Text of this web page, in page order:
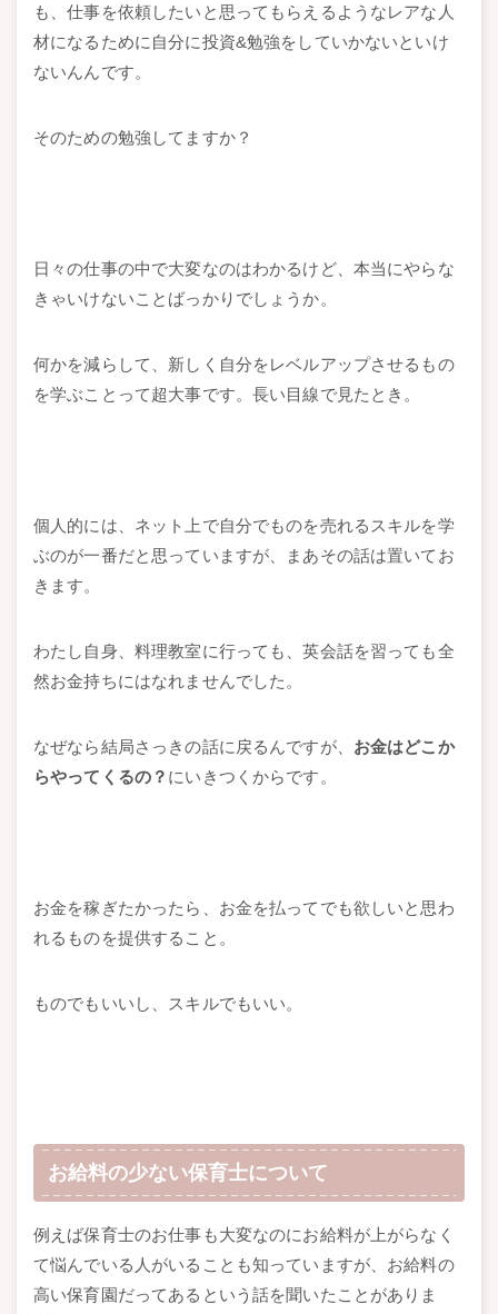
も、仕事を依頼したいと思ってもらえるようなレアな人
材になるために自分に投資&勉強をしていかないといけ
ないんんです。
そのための勉強してますか？
日々の仕事の中で大変なのはわかるけど、本当にやらな
きゃいけないことばっかりでしょうか。
何かを減らして、新しく自分をレベルアップさせるもの
を学ぶことって超大事です。長い目線で見たとき。
個人的には、ネット上で自分でものを売れるスキルを学
ぶのが一番だと思っていますが、まあその話は置いてお
きます。
わたし自身、料理教室に行っても、英会話を習っても全
然お金持ちにはなれませんでした。
なぜなら結局さっきの話に戻るんですが、 お金はどこか
らやってくるの？ にいきつくからです。
お金を稼ぎたかったら、お金を払ってでも欲しいと思わ
れるものを提供すること。
ものでもいいし、スキルでもいい。
お給料の少ない保育士について
例えば保育士のお仕事も大変なのにお給料が上がらなく
て悩んでいる人がいることも知っていますが、お給料の
高い保育園だってあるという話を聞いたことがありま